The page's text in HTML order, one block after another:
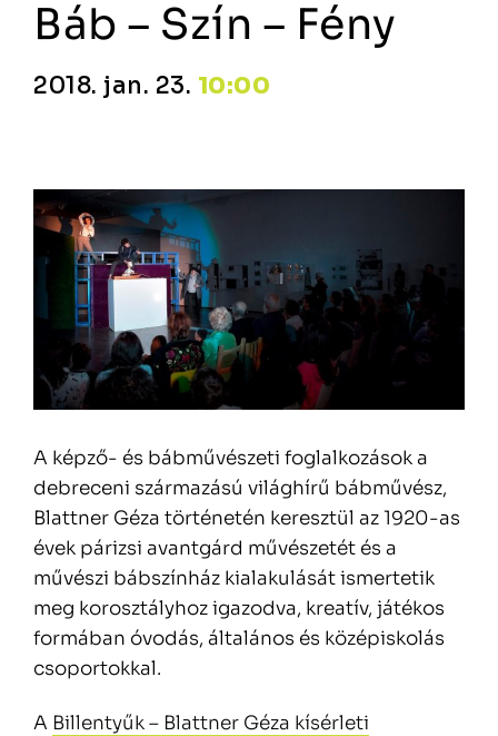
Báb – Szín – Fény
2018. jan. 23. 10:00
A képző- és bábművészeti foglalkozások a
debreceni származású világhírű bábművész,
Blattner Géza történetén keresztül az 1920-as
évek párizsi avantgárd művészetét és a
művészi bábszínház kialakulását ismertetik
meg korosztályhoz igazodva, kreatív, játékos
formában óvodás, általános és középiskolás
csoportokkal.
A Billentyűk – Blattner Géza kísérleti